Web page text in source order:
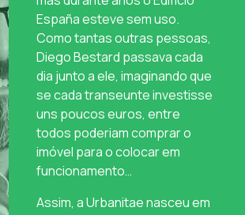
España esteve sem uso.
Como tantas outras pessoas,
Diego Bestard passava cada
dia junto a ele, imaginando que
se cada transeunte investisse
uns poucos euros, entre
todos poderiam comprar o
imóvel para o colocar em
funcionamento…
Assim, a Urbanitae nasceu em